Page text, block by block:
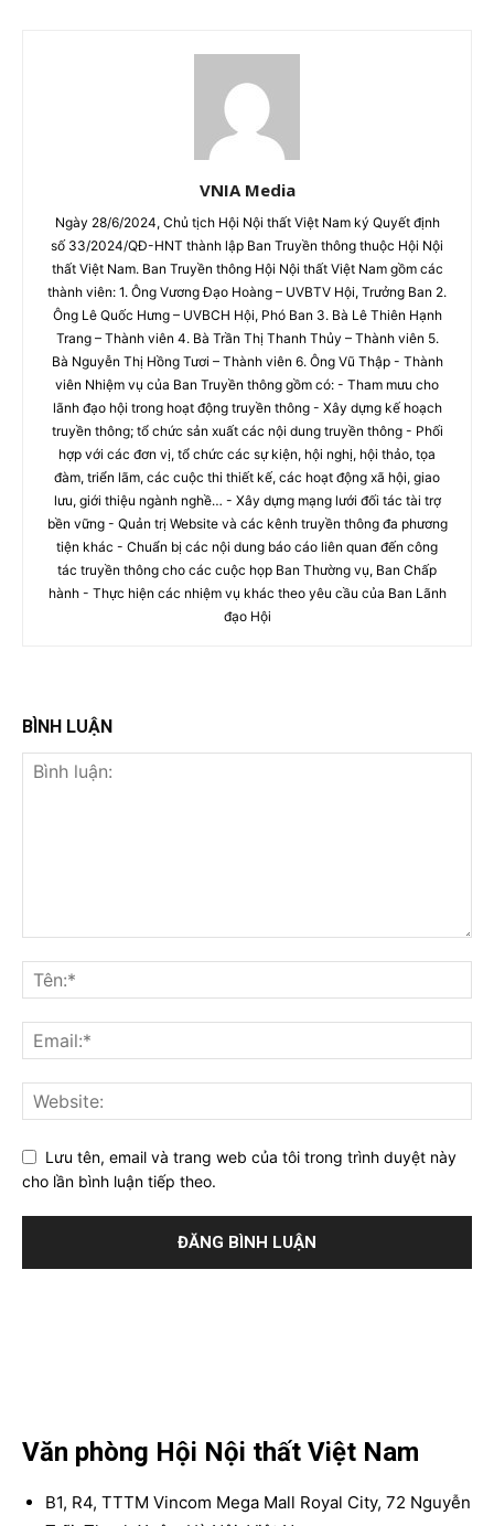
VNIA Media
Ngày 28/6/2024, Chủ tịch Hội Nội thất Việt Nam ký Quyết định
số 33/2024/QĐ-HNT thành lập Ban Truyền thông thuộc Hội Nội
thất Việt Nam. Ban Truyền thông Hội Nội thất Việt Nam gồm các
thành viên: 1. Ông Vương Đạo Hoàng – UVBTV Hội, Trưởng Ban 2.
Ông Lê Quốc Hưng – UVBCH Hội, Phó Ban 3. Bà Lê Thiên Hạnh
Trang – Thành viên 4. Bà Trần Thị Thanh Thủy – Thành viên 5.
Bà Nguyễn Thị Hồng Tươi – Thành viên 6. Ông Vũ Thập - Thành
viên Nhiệm vụ của Ban Truyền thông gồm có: - Tham mưu cho
lãnh đạo hội trong hoạt động truyền thông - Xây dựng kế hoạch
truyền thông; tổ chức sản xuất các nội dung truyền thông - Phối
hợp với các đơn vị, tổ chức các sự kiện, hội nghị, hội thảo, tọa
đàm, triển lãm, các cuộc thi thiết kế, các hoạt động xã hội, giao
lưu, giới thiệu ngành nghề… - Xây dựng mạng lưới đối tác tài trợ
bền vững - Quản trị Website và các kênh truyền thông đa phương
tiện khác - Chuẩn bị các nội dung báo cáo liên quan đến công
tác truyền thông cho các cuộc họp Ban Thường vụ, Ban Chấp
hành - Thực hiện các nhiệm vụ khác theo yêu cầu của Ban Lãnh
đạo Hội
BÌNH LUẬN
Lưu tên, email và trang web của tôi trong trình duyệt này
cho lần bình luận tiếp theo.
Văn phòng Hội Nội thất Việt Nam
B1, R4, TTTM Vincom Mega Mall Royal City, 72 Nguyễn